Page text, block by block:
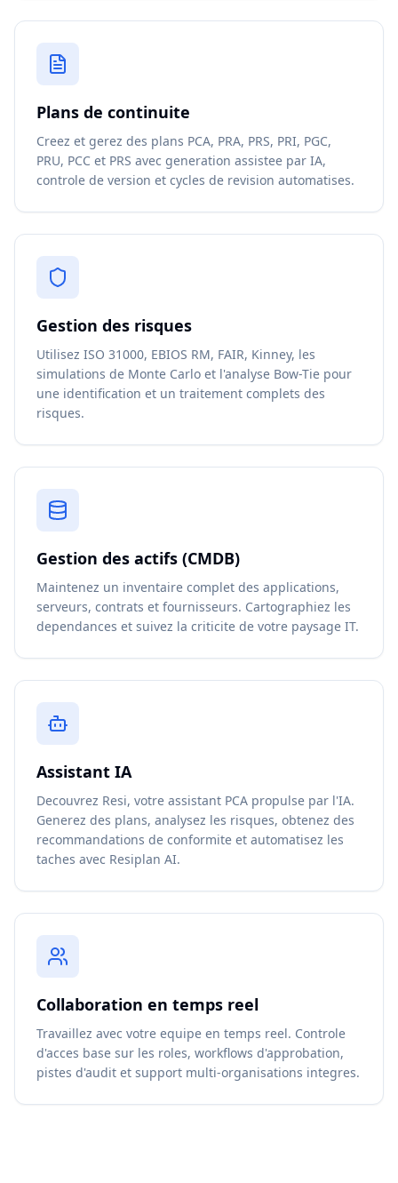
Plans de continuite
Creez et gerez des plans PCA, PRA, PRS, PRI, PGC,
PRU, PCC et PRS avec generation assistee par IA,
controle de version et cycles de revision automatises.
Gestion des risques
Utilisez ISO 31000, EBIOS RM, FAIR, Kinney, les
simulations de Monte Carlo et l'analyse Bow-Tie pour
une identification et un traitement complets des
risques.
Gestion des actifs (CMDB)
Maintenez un inventaire complet des applications,
serveurs, contrats et fournisseurs. Cartographiez les
dependances et suivez la criticite de votre paysage IT.
Assistant IA
Decouvrez Resi, votre assistant PCA propulse par l'IA.
Generez des plans, analysez les risques, obtenez des
recommandations de conformite et automatisez les
taches avec Resiplan AI.
Collaboration en temps reel
Travaillez avec votre equipe en temps reel. Controle
d'acces base sur les roles, workflows d'approbation,
pistes d'audit et support multi-organisations integres.